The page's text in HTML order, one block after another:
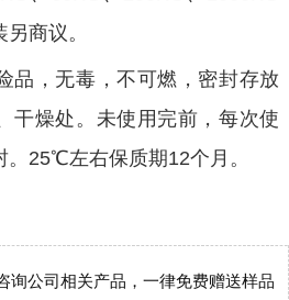
商议。
品，无毒，不可燃，密封存放
干燥处。未使用完前，每次使
。25℃左右保质期12个月。
询公司相关产品，一律免费赠送样品